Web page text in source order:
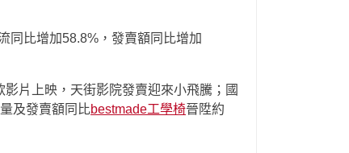
同比增加58.8%，發賣額同比增加
片上映，天街影院發賣迎來小飛騰；國
及發賣額同比bestmade工學椅晉陞約